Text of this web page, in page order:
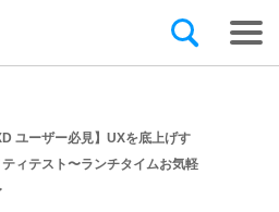
ユーザー必見】UXを底上げす
ィテスト〜ランチタイムお気軽